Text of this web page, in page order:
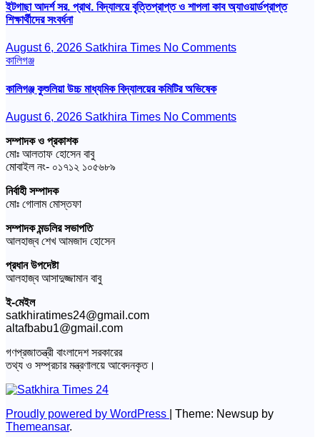
ইটগাছা আদর্শ সর. প্রাথ. বিদ্যালয়ে বৃত্তিপ্রাপ্ত ও শাপলা কাব অ্যাওয়ার্ডপ্রাপ্ত
শিক্ষার্থীদের সংবর্ধনা
August 6, 2026 Satkhira Times No Comments
কালিগঞ্জ
কালিগঞ্জ কুশুলিয়া উচ্চ মাধ্যমিক বিদ্যালয়ের কমিটির অভিষেক
August 6, 2026 Satkhira Times No Comments
সম্পাদক ও প্রকাশক
মোঃ আলতাফ হোসেন বাবু
মোবাইল নং- ০১৭১২ ১০৫৬৮৯
নির্বাহী সম্পাদক
মোঃ গোলাম মোস্তফা
সম্পাদক মন্ডলির সভাপতি
আলহাজ্ব শেখ আমজাদ হোসেন
প্রধান উপদেষ্টা
আলহাজ্ব আসাদুজ্জামান বাবু
ই-মেইল
satkhiratimes24@gmail.com
altafbabu1@gmail.com
গণপ্রজাতন্ত্রী বাংলাদেশ সরকারের
তথ্য ও সম্প্রচার মন্ত্রণালয়ে আবেদনকৃত।
Proudly powered by WordPress
Theme: Newsup by
Themeansar.